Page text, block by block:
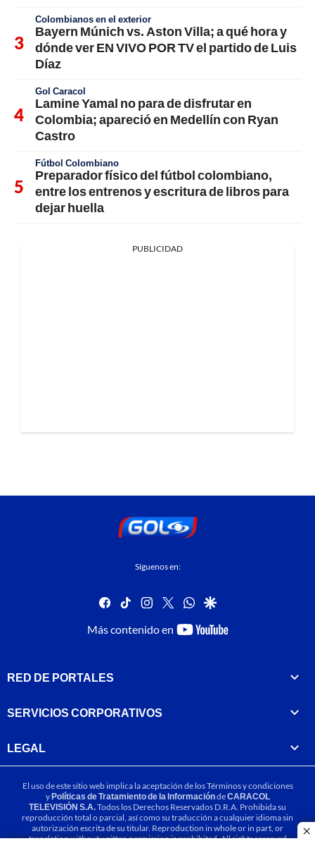
Colombianos en el exterior
Bayern Múnich vs. Aston Villa; a qué hora y
dónde ver EN VIVO POR TV el partido de Luis
Díaz
Gol Caracol
Lamine Yamal no para de disfrutar en
Colombia; apareció en Medellín con Ryan
Castro
Fútbol Colombiano
Preparador físico del fútbol colombiano,
entre los entrenos y escritura de libros para
dejar huella
PUBLICIDAD
Síguenos en:
facebook
tiktok instagram
twitterwhatsapp
google
Más contenido en
youtube-
RED DE PORTALES
SERVICIOS CORPORATIVOS
LEGAL
El uso de este sitio web implica la aceptación de losTérminos y condiciones
yPolíticas de Tratamiento de la InformacióndeCARACOL
TELEVISIÓN S.A.Todos los Derechos Reservados D.R.A. Prohibida su
reproducción total o parcial, así como su traducción a cualquier idioma sin
autorización escrita de su titular. Reproduction in whole or in part, or
translation without written permission is prohibited. All rights reserved